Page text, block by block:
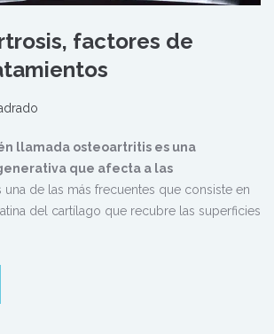
factores de
llamada osteoartritis es una
que afecta a las
una de las más frecuentes que consiste en
del cartílago que recubre las superficies